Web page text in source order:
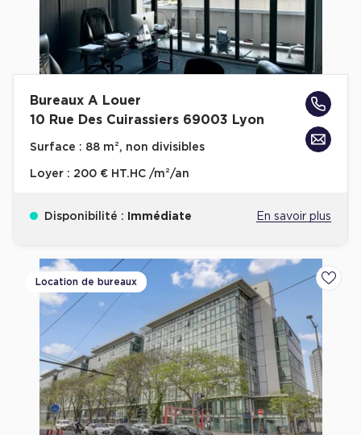
Bureaux A Louer
10 Rue Des Cuirassiers 69003 Lyon
Surface : 88 m², non divisibles
Loyer : 200 € HT.HC /m²/an
Disponibilité : Immédiate En savoir plus
Location de bureaux